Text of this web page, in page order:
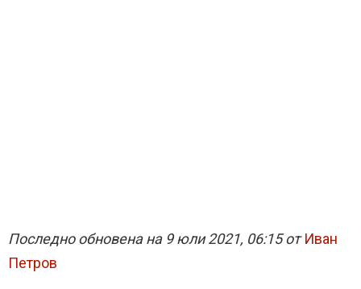
Последно обновена на 9 юли 2021, 06:15 от Иван
Петров